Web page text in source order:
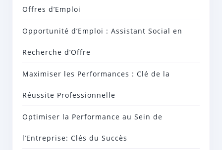
Offres d’Emploi
Opportunité d’Emploi : Assistant Social en
Recherche d’Offre
Maximiser les Performances : Clé de la
Réussite Professionnelle
Optimiser la Performance au Sein de
l’Entreprise: Clés du Succès